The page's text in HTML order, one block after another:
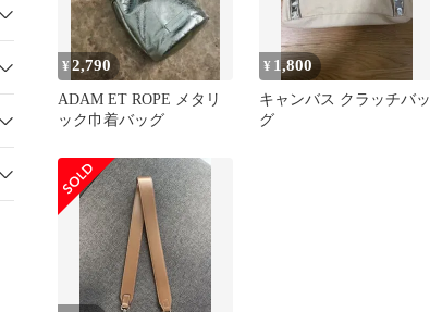
¥2,790
ADAM ET ROPE メタリ
ック巾着バッグ
¥ 1,800
キャンバス クラッチバッ
グ